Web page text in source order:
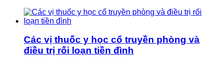
Các vị thuốc y học cổ truyền phòng và
điều trị rối loạn tiền đình